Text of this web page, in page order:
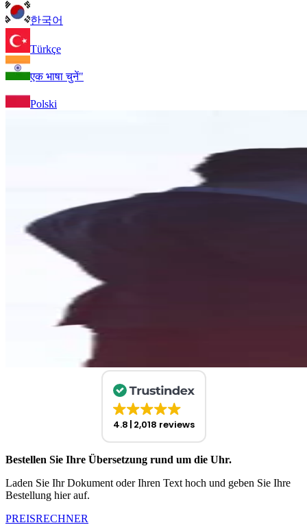
한국어
Türkçe
एक भाषा चुनें"
Polski
4.8 2,018 reviews
Bestellen Sie Ihre Übersetzung rund um die Uhr.
Laden Sie Ihr Dokument oder Ihren Text hoch und geben Sie Ihre
Bestellung hier auf.
PREISRECHNER